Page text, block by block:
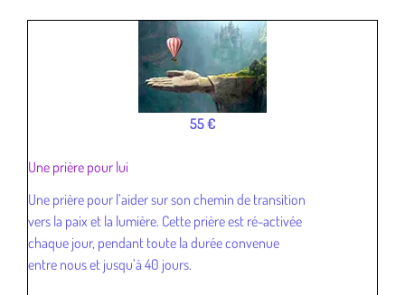
55 €
Une prière pour lui
Une prière pour l’aider sur son chemin de transition
vers la paix et la lumière. Cette prière est ré-activée
chaque jour, pendant toute la durée convenue
entre nous et jusqu’à 40 jours.